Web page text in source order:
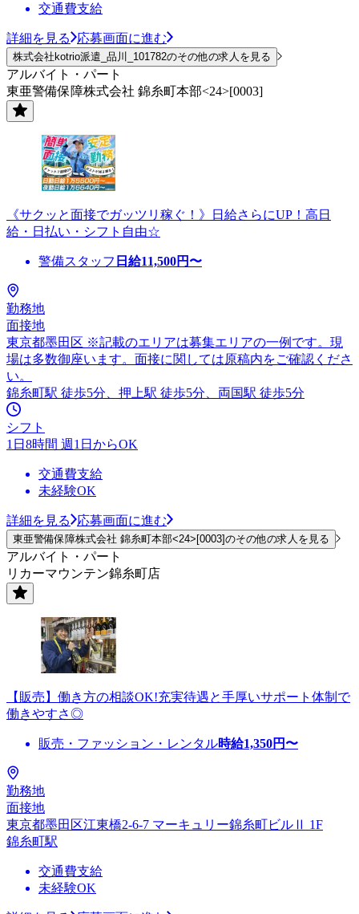
交通費支給
詳細を見る 応募画面に進む
株式会社kotrio派遣_品川_101782のその他の求人を見る
アルバイト・パート
東亜警備保障株式会社 錦糸町本部<24>[0003]
《サクッと面接でガッツリ稼ぐ！》日給さらにUP！高日
給・日払い・シフト自由☆
警備スタッフ 日給11,500円〜
勤務地
面接地
東京都墨田区 ※記載のエリアは募集エリアの一例です。現
場は多数御座います。面接に関しては原稿内をご確認くださ
い。
錦糸町駅 徒歩5分、押上駅 徒歩5分、両国駅 徒歩5分
シフト
1日8時間 週1日からOK
交通費支給
未経験OK
詳細を見る 応募画面に進む
東亜警備保障株式会社 錦糸町本部<24>[0003]のその他の求人を見る
アルバイト・パート
リカーマウンテン錦糸町店
【販売】働き方の相談OK!充実待遇と手厚いサポート体制で
働きやすさ◎
販売・ファッション・レンタル時給1,350円〜
勤務地
面接地
東京都墨田区江東橋2-6-7 マーキュリー錦糸町ビルⅡ 1F
錦糸町駅
交通費支給
未経験OK